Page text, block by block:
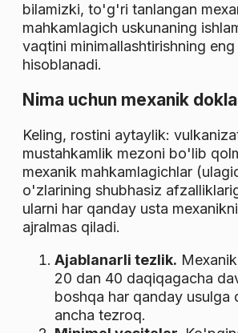
bilamizki, to'g'ri tanlangan
mahkamlagich uskunaning
vaqtini minimallashtirishning
hisoblanadi.
Nima uchun mexanik
Keling, rostini aytaylik:
mustahkamlik mezoni bo'lib
mexanik mahkamlagichlar
o'zlarining shubhasiz
ularni har qanday usta
ajralmas qiladi.
Ajablanarli tezlik.
20 dan 40 daqiqagacha
boshqa har qanday usulga
ancha tezroq.